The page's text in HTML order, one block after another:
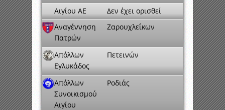
Αιγίου ΑΕ
Δεν έχει ορισθεί
Αναγέννηση
Πατρών
Ζαρουχλεΐκων
Απόλλων
Εγλυκάδος
Πετεινών
Απόλλων
Συνοικισμού
Αιγίου
Ροδιάς